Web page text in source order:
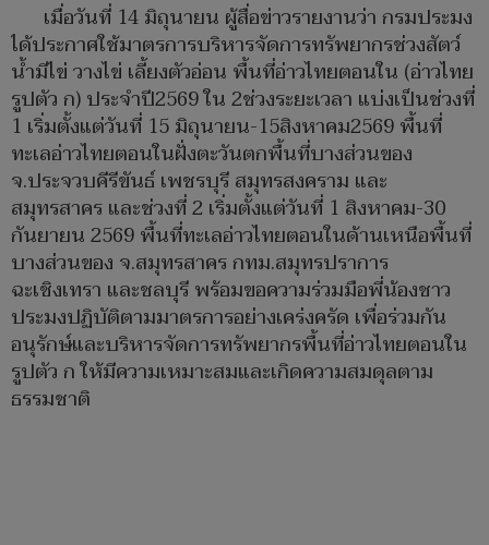
เมื่อวันที่ 14 มิถุนายน ผู้สื่อข่าวรายงานว่า กรมประมง
ได้ประกาศใช้มาตรการบริหารจัดการทรัพยากรช่วงสัตว์
น้ำมีไข่ วางไข่ เลี้ยงตัวอ่อน พื้นที่อ่าวไทยตอนใน (อ่าวไทย
รูปตัว ก) ประจำปี2569 ใน 2ช่วงระยะเวลา แบ่งเป็นช่วงที่
1 เริ่มตั้งแต่วันที่ 15 มิถุนายน-15สิงหาคม2569 พื้นที่
ทะเลอ่าวไทยตอนในฝั่งตะวันตกพื้นที่บางส่วนของ
จ.ประจวบคีรีขันธ์ เพชรบุรี สมุทรสงคราม และ
สมุทรสาคร และช่วงที่ 2 เริ่มตั้งแต่วันที่ 1 สิงหาคม-30
กันยายน 2569 พื้นที่ทะเลอ่าวไทยตอนในด้านเหนือพื้นที่
บางส่วนของ จ.สมุทรสาคร กทม.สมุทรปราการ
ฉะเชิงเทรา และชลบุรี พร้อมขอความร่วมมือพี่น้องชาว
ประมงปฏิบัติตามมาตรการอย่างเคร่งครัด เพื่อร่วมกัน
อนุรักษ์และบริหารจัดการทรัพยากรพื้นที่อ่าวไทยตอนใน
รูปตัว ก ให้มีความเหมาะสมและเกิดความสมดุลตาม
ธรรมชาติ